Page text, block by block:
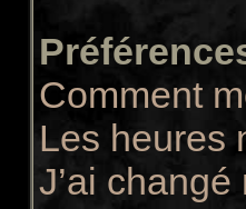
Comment
Les heures
J’ai